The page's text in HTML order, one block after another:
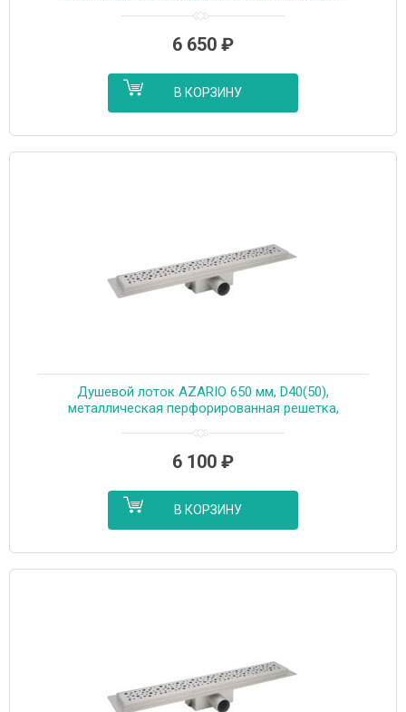
(AZT2PT20750)
6 650 ₽
В КОРЗИНУ
Душевой лоток AZARIO 650 мм, D40(50),
металлическая перфорированная решетка,
(AZT2PT20650)
6 100 ₽
В КОРЗИНУ